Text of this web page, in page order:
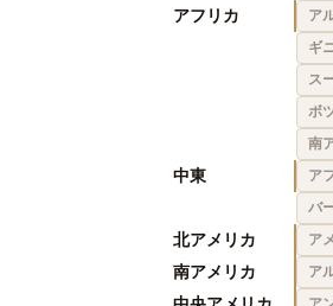
アフリカ ア
ギ
ス
ボ
南
中東 ア
バ
北アメリカ ア
南アメリカ ア